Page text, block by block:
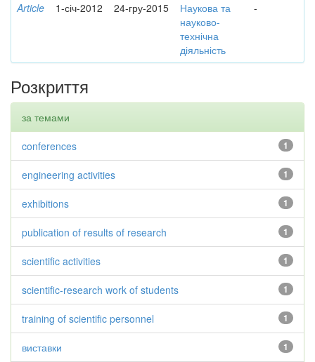
Article 1-січ-2012 24-гру-2015
Наукова та
науково-
технічна
діяльність
-
Розкриття
за темами
1
conferences
1
engineering activities
1
exhibitions
1
publication of results of research
1
scientific activities
1
scientific-research work of students
1
training of scientific personnel
1
виставки